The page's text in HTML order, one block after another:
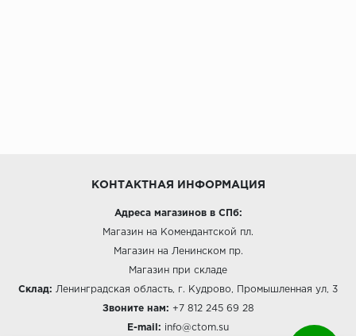
КОНТАКТНАЯ ИНФОРМАЦИЯ
Адреса магазинов в СПб:
Магазин на Комендантской пл.
Магазин на Ленинском пр.
Магазин при складе
Склад: Ленинградская область, г. Кудрово, Промышленная ул, 3
Звоните нам: +7 812 245 69 28
E-mail: info@ctom.su